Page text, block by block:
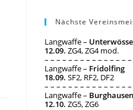
Nächste
Langwaffe –
12.09. ZG4, ZG4 mod.
– – – – – – – – – – – – – –
Langwaffe – Fridolfing
18.09. SF2, RF2, DF2
– – – – – – – – – – – – – –
Langwaffe – Burghausen
12.10. ZG5, ZG6